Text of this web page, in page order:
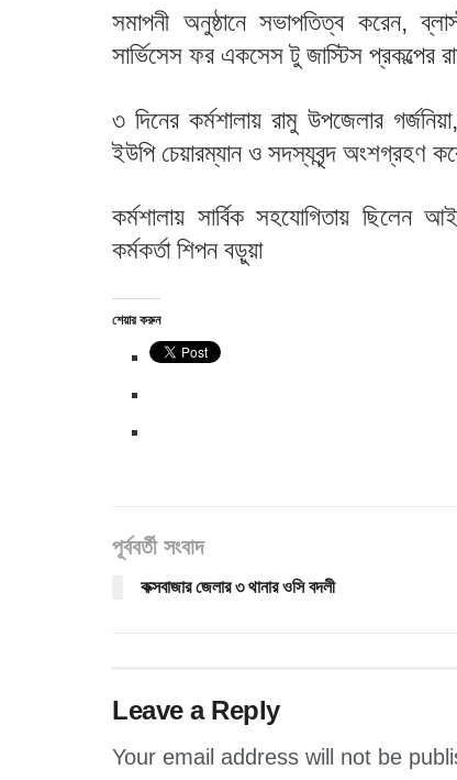
সমাপনী অনুষ্ঠানে সভাপতিত্ব করেন,
সার্ভিসেস ফর একসেস টু জাস্টিস প্রকল্পের
৩ দিনের কর্মশালায় রামু উপজেলার
ইউপি চেয়ারম্যান ও সদস্যবৃন্দ অংশগ্রহণ
কর্মশালায় সার্বিক সহযোগিতায় ছিলেন
কর্মকর্তা শিপন বড়ুয়া
শেয়ার করুন
পূর্ববর্তী সংবাদ
কক্সবাজার জেলার ৩ থানার ওসি বদলী
Leave a Reply
Your email address will not be